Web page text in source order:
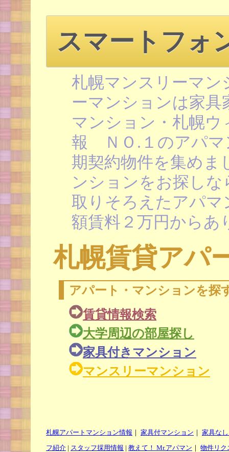
スマートフォ
札幌マンスリーマン
ーマンションは家
マンション・札幌
報 ＮＯ.１のアパマ
期契約物件を集めま
ンションをお探し
取りそろえたアパ
額賃料２万円からあ
札幌賃貸アパ
アパート・マンションを探
賃貸情報検索
大学周辺の部屋探し
家具付きマンション
マンスリーマンション
札幌アパートマンション情報 ｜ 家具付マンション ｜ 家具な
フ紹介 | スタッフ採用情報 | 教えて！ Mr.アパマン ｜ 物件リク